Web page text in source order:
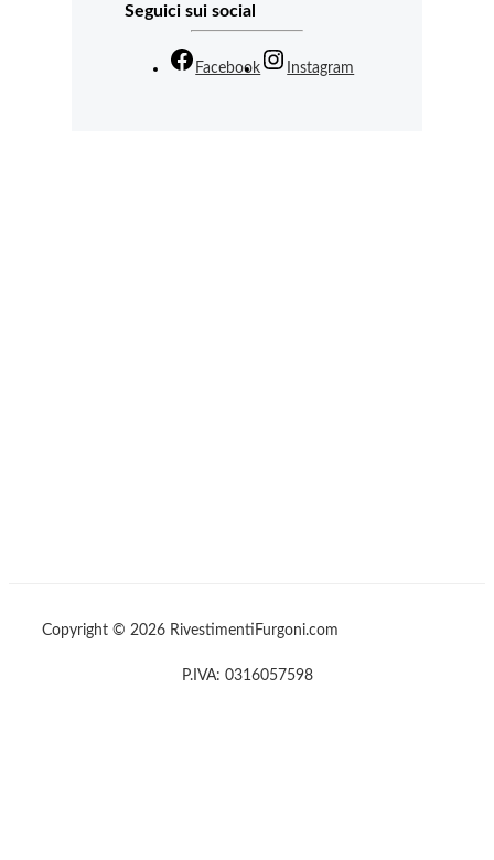
Seguici sui social
Facebook Instagram
Copyright © 2026 RivestimentiFurgoni.com
P.IVA: 0316057598